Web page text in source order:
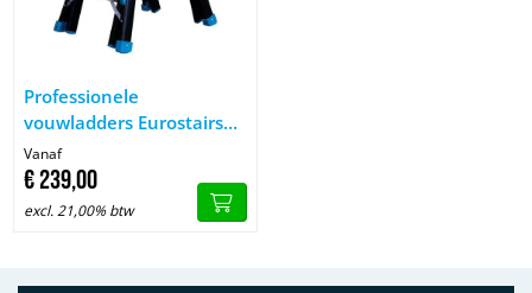
Afbeelding Professionele vouwladders Eurostairs 4x3, 4x4,
Professionele
vouwladders Eurostairs
4x3, 4x4, 4x5, 4x6 treden
Vanaf
€239,00
excl. 21,00% btw